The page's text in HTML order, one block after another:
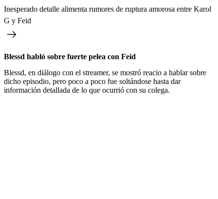
Inesperado detalle alimenta rumores de ruptura amorosa entre Karol
G y Feid
Blessd habló sobre fuerte pelea con Feid
Blessd, en diálogo con el streamer, se mostró reacio a hablar sobre
dicho episodio, pero poco a poco fue soltándose hasta dar
información detallada de lo que ocurrió con su colega.